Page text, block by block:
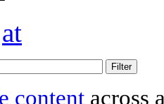
at
content across